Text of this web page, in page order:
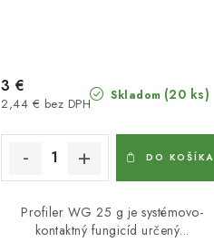
Skladom (20 ks)
2,44 € bez DPH
3 €
DO KOŠÍKA
Profiler WG 25 g je systémovo-
kontaktný fungicíd určený...